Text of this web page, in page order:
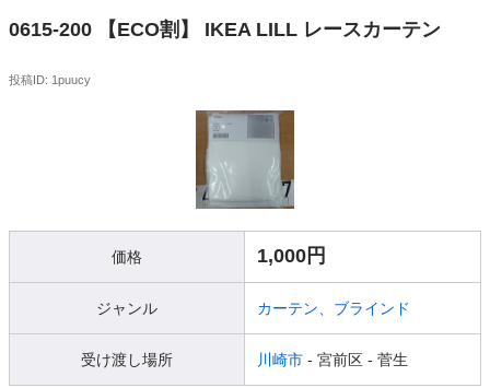
0615-200 【ECO割】 IKEA LILL レースカーテン
投稿ID: 1puucy
価格 1,000円
ジャンル カーテン、ブラインド
受け渡し場所 川崎市 - 宮前区 - 菅生